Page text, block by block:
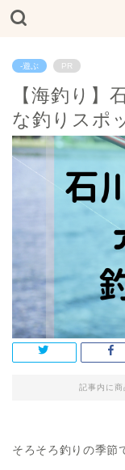
-遊ぶ PR
【海釣り】
な釣りスポ
記事内に商
そろそろ釣りの季節